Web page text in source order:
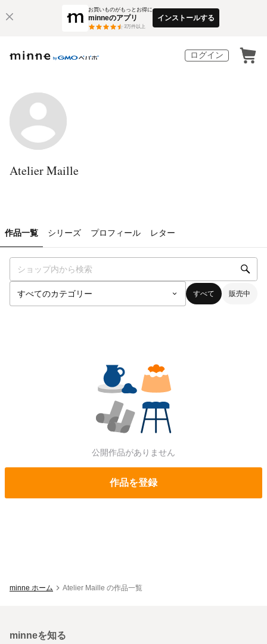
お買いものがもっとお得に
minneのアプリ
3万件以上
インストールする
ログイン
Atelier Maille
作品一覧 シリーズ プロフィール レター
すべて 販売中
公開作品がありません
作品を登録
minne ホーム Atelier Maille の作品一覧
minneを知る